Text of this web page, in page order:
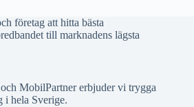
företag att hitta bästa
till marknadens lägsta
MobilPartner erbjuder vi trygga
i hela Sverige.